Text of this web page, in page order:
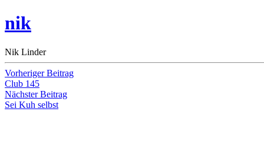
nik
Nik Linder
Beitragsnavigation
Vorheriger BeitragVorheriger
Club 145
Nächster BeitragNächster
Sei Kuh selbst